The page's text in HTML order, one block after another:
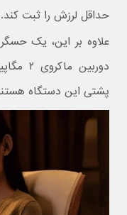
حداقل لرزش را ثبت کند.
پشتی این دستگاه